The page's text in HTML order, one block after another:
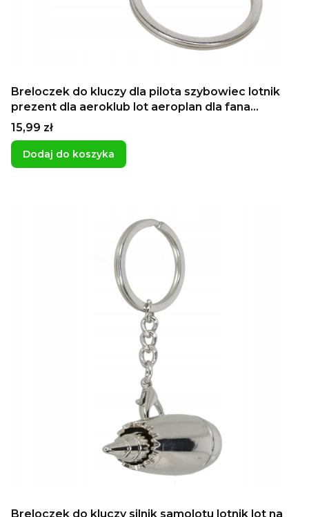
Breloczek do kluczy dla pilota szybowiec lotnik
prezent dla aeroklub lot aeroplan dla fana
lotnictwa
Cena
15,99 zł
Dodaj do koszyka
Breloczek do kluczy silnik samolotu lotnik lot na